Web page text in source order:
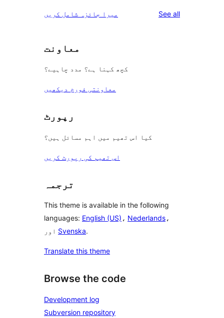
میرا جائزہ شامل کریں See allreviews
معاونت
کچھ کہنا ہے؟ مدد چاہیے؟
معاونتی فورم دیکھیں
رپورٹ
کیا اس تھیم میں اہم مسائل ہیں؟
اس تھیم کی رپورٹ کریں
ترجمہ
This theme is available in the following
languages: English (US) ، Nederlands،
Svenska.
Translate this theme
Browse the code
Development log
Subversion repository